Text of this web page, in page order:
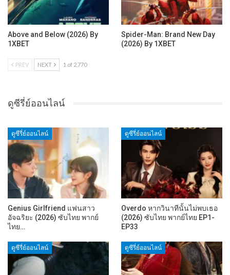
Above and Below (2026) By
1XBET
Spider-Man: Brand New Day
(2026) By 1XBET
PREV NEXT 1 of 2,770
ดูซีรี่ย์ออนไลน์
ดูซีรี่ย์ออนไลน์
Genius Girlfriend แฟนสาว
อัจฉริยะ (2026) ซับไทย พากย์
ไทย…
ดูซีรี่ย์ออนไลน์
Overdo หากวินาทีนั้นไม่พบเธอ
(2026) ซับไทย พากย์ไทย EP1-
EP33
ดูซีรี่ย์ออนไลน์ ดูซีรี่ย์ออนไลน์